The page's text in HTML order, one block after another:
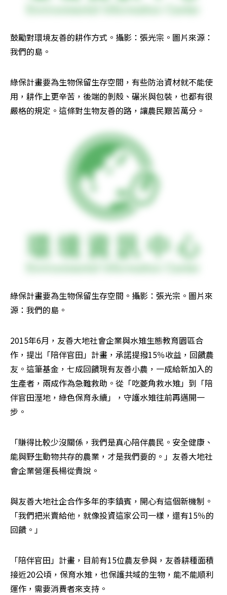
鼓勵對環境友善的耕作方式。攝影：張光宗。圖片來源：
我們的島。
綠保計畫要為生物保留生存空間，有些防治資材就不能使
用，耕作上更辛苦，後端的剝殼、碾米與包裝，也都有很
嚴格的規定。這條對生物友善的路，讓農民艱苦萬分。
綠保計畫要為生物保留生存空間。攝影：張光宗。圖片來
源：我們的島。
2015年6月，友善大地社會企業與水雉生態教育園區合
作，提出「陪伴官田」計畫，承諾提撥15％收益，回饋農
友。這筆基金，七成回饋現有友善小農，一成給新加入的
生產者，兩成作為急難救助。從「吃菱角救水雉」到「陪
伴官田溼地，綠色保育永續」，守護水雉往前再邁開一
步。
「賺得比較少沒關係，我們是真心陪伴農民。安全健康、
能與野生動物共存的農業，才是我們要的。」友善大地社
會企業營運長楊從貴說。
與友善大地社企合作多年的李鎮賓，開心有這個新機制。
「我們把米賣給他，就像投資這家公司一樣，還有15％的
回饋。」
「陪伴官田」計畫，目前有15位農友參與，友善耕種面積
接近20公頃，保育水雉，也保護共域的生物，能不能順利
運作，需要消費者來支持。